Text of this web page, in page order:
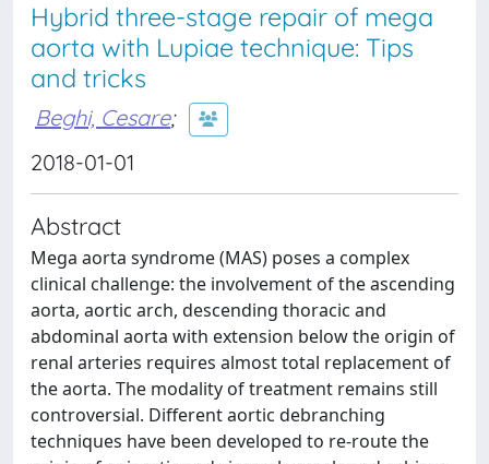
Hybrid three-stage repair of mega
aorta with Lupiae technique: Tips
and tricks
Beghi, Cesare;
2018-01-01
Abstract
Mega aorta syndrome (MAS) poses a complex
clinical challenge: the involvement of the ascending
aorta, aortic arch, descending thoracic and
abdominal aorta with extension below the origin of
renal arteries requires almost total replacement of
the aorta. The modality of treatment remains still
controversial. Different aortic debranching
techniques have been developed to re-route the